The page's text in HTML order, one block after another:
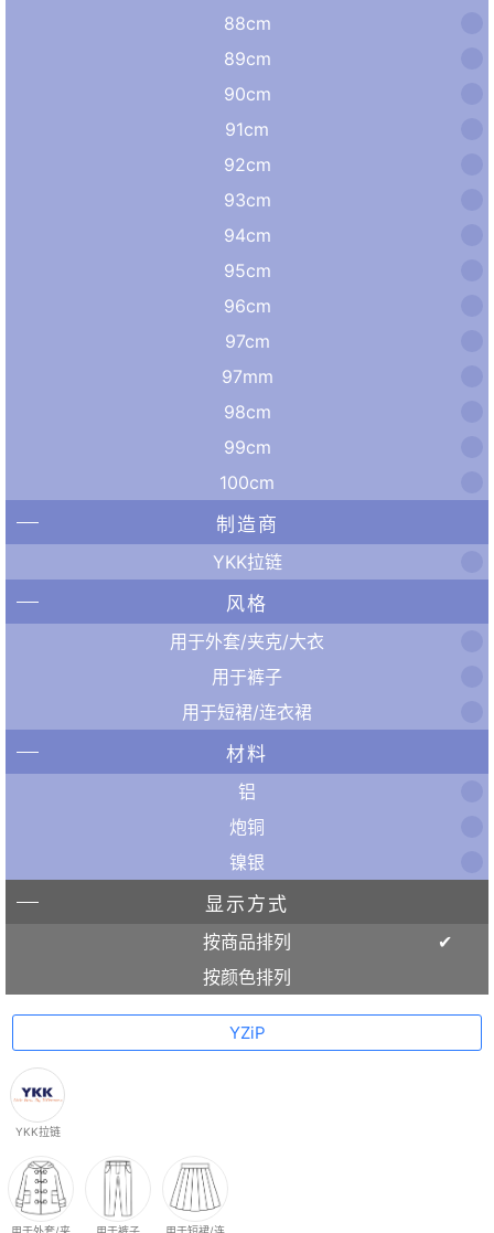
88cm
89cm
90cm
91cm
92cm
93cm
94cm
95cm
96cm
97cm
97mm
98cm
99cm
100cm
制造商
YKK拉链
风格
用于外套/夹克/大衣
用于裤子
用于短裙/连衣裙
材料
铝
炮铜
镍银
显示方式
按商品排列
按颜色排列
YZiP
YKK拉链